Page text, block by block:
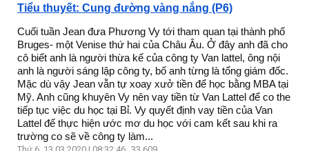
Tiểu thuyết: Cung đường vàng nắng (P6)
Cuối tuần Jean đưa Phương Vy tới tham quan tại thành phố
Bruges- một Venise thứ hai của Châu Âu. Ở đây anh đã cho
cô biết anh là người thừa kế của công ty Van lattel, ông nội
anh là người sáng lập công ty, bố anh từng là tổng giám đốc.
Mặc dù vậy Jean vẫn tự xoay xưở tiền để học bằng MBA tại
Mỹ. Anh cũng khuyên Vy nên vay tiền từ Van Lattel để co the
tiếp tục việc du học tại Bỉ. Vy quyết định vay tiền của Van
Lattel để thực hiện ước mơ du học với cam kết sau khi ra
trường co sẽ về công ty làm...